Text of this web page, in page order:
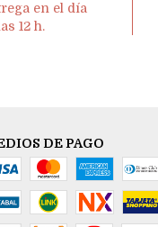
en el día
12 h.
DE PAGO